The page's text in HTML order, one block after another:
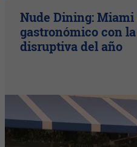
Nude Dining:
gastronómico con
disruptiva del año